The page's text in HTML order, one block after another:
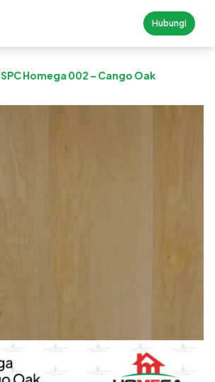
Hubungi
SPC Homega 002 – Cango Oak